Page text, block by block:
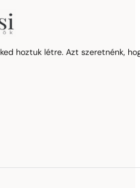
hoztuk létre. Azt szeretnénk,